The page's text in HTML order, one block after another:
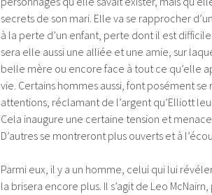
secrets de son mari. Elle va se rapprocher
à la perte d’un enfant, perte dont il est
sera elle aussi une alliée et une amie, sur
belle mère ou encore face à tout ce qu’elle
vie. Certains hommes aussi, font posément
attentions, réclamant de l’argent qu’Elliott
Cela inaugure une certaine tension et
D’autres se montreront plus ouverts et à
Parmi eux, il y a un homme, celui qui lui
la brisera encore plus. Il s’agit de Leo